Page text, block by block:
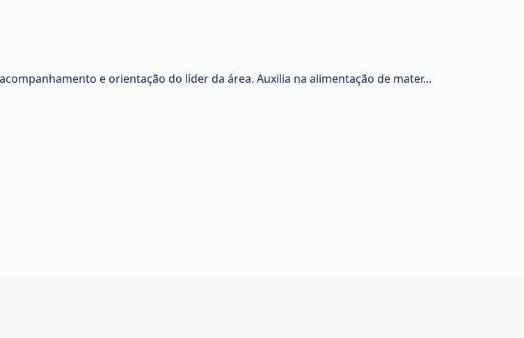
e orientação do líder da área. Auxilia na alimentação de mater...